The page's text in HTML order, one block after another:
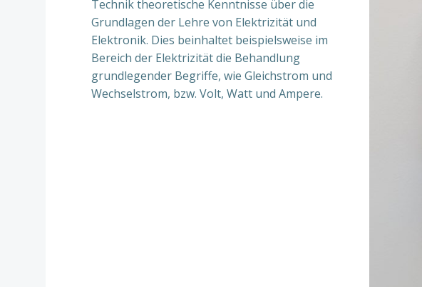
Technik theoretische Kenntnisse über die
Grundlagen der Lehre von Elektrizität und
Elektronik. Dies beinhaltet beispielsweise im
Bereich der Elektrizität die Behandlung
grundlegender Begriffe, wie Gleichstrom und
Wechselstrom, bzw. Volt, Watt und Ampere.